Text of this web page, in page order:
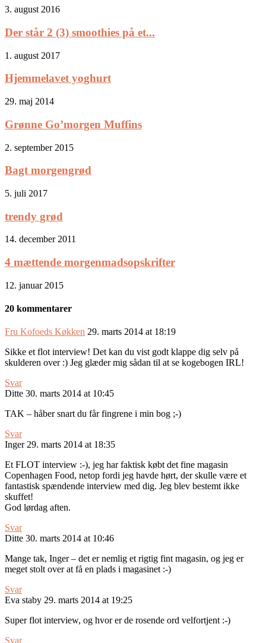
3. august 2016
Der står 2 (3) smoothies på et...
1. august 2017
Hjemmelavet yoghurt
29. maj 2014
Grønne Go’morgen Muffins
2. september 2015
Bagt morgengrød
5. juli 2017
trendy grød
14. december 2011
4 mættende morgenmadsopskrifter
12. januar 2015
20 kommentarer
Fru Kofoeds Køkken 29. marts 2014 at 18:19
Sikke et flot interview! Det kan du vist godt klappe dig selv på
skulderen over :) Jeg glæder mig sådan til at se kogebogen IRL!
Svar
Ditte 30. marts 2014 at 10:45
TAK – håber snart du får fingrene i min bog ;-)
Svar
Inger 29. marts 2014 at 18:35
Et FLOT interview :-), jeg har faktisk købt det fine magasin
Copenhagen Food, netop fordi jeg havde hørt, der skulle være et
fantastisk spændende interview med dig. Jeg blev bestemt ikke
skuffet!
God lørdag aften.
Svar
Ditte 30. marts 2014 at 10:46
Mange tak, Inger – det er nemlig et rigtig fint magasin, og jeg er
meget stolt over at få en plads i magasinet :-)
Svar
Eva staby 29. marts 2014 at 19:25
Super flot interview, og hvor er de rosende ord velfortjent :-)
Svar